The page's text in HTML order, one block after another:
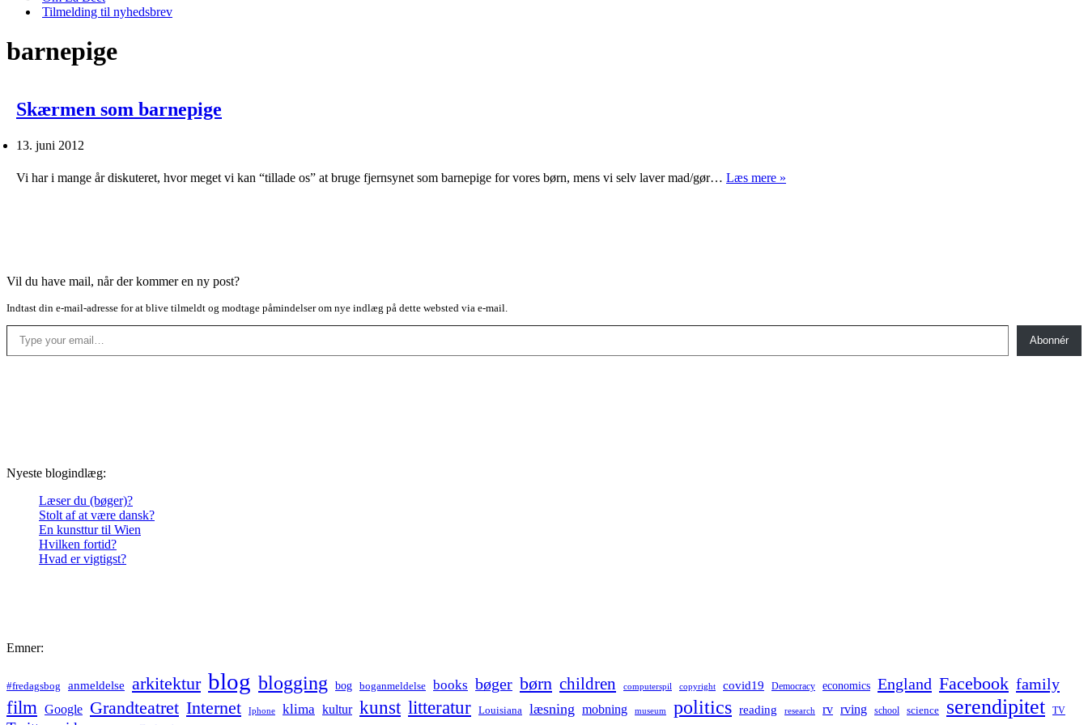
Tilmelding til nyhedsbrev
barnepige
Skærmen som barnepige
13. juni 2012
Vi har i mange år diskuteret, hvor meget vi kan “tillade os” at bruge fjernsynet som barnepige for vores børn, mens vi selv laver mad/gør… Læs mere »
Vil du have mail, når der kommer en ny post?
Indtast din e-mail-adresse for at blive tilmeldt og modtage påmindelser om nye indlæg på dette websted via e-mail.
Type your email…
Abonnér
Nyeste blogindlæg:
Læser du (bøger)?
Stolt af at være dansk?
En kunsttur til Wien
Hvilken fortid?
Hvad er vigtigst?
Emner:
#fredagsbog anmeldelse arkitektur blog blogging bog boganmeldelse books bøger børn children computerspil copyright covid19 Democracy economics England Facebook family
film Google Grandteatret Internet Iphone klima kultur kunst litteratur Louisiana læsning mobning museum politics reading research rv rving school science serendipitet TV